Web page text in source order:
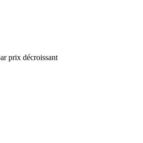
prix décroissant